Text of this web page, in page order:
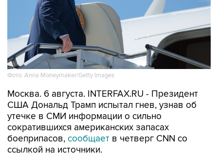
Фото: Anna Moneymaker/Getty Images
Москва. 6 августа. INTERFAX.RU - Президент
США Дональд Трамп испытал гнев, узнав об
утечке в СМИ информации о сильно
сократившихся американских запасах
боеприпасов, сообщает в четверг CNN со
ссылкой на источники.